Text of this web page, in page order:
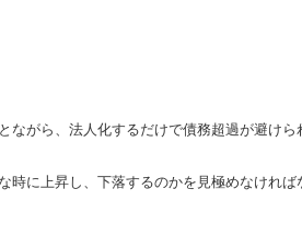
ながら、法人化するだけで債務超過が避けら
時に上昇し、下落するのかを見極めなければ